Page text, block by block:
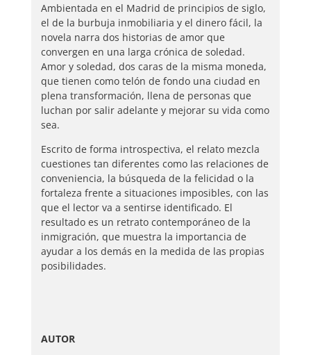
Ambientada en el Madrid de principios de siglo,
el de la burbuja inmobiliaria y el dinero fácil, la
novela narra dos historias de amor que
convergen en una larga crónica de soledad.
Amor y soledad, dos caras de la misma moneda,
que tienen como telón de fondo una ciudad en
plena transformación, llena de personas que
luchan por salir adelante y mejorar su vida como
sea.
Escrito de forma introspectiva, el relato mezcla
cuestiones tan diferentes como las relaciones de
conveniencia, la búsqueda de la felicidad o la
fortaleza frente a situaciones imposibles, con las
que el lector va a sentirse identificado. El
resultado es un retrato contemporáneo de la
inmigración, que muestra la importancia de
ayudar a los demás en la medida de las propias
posibilidades.
AUTOR